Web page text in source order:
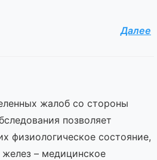
Далее
жалоб со стороны
позволяет
физиологическое состояние,
– медицинское